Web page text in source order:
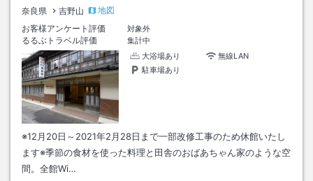
奈良県 吉野山
地図
お客様アンケート評価
対象外
るるぶトラベル評価
集計中
大浴場あり
無線LAN
駐車場あり
※12月20日～2021年2月28日まで一部改修工事のため休館いたし
ます※季節の食材を使った料理と田舎のおばあちゃん家のような空
間。全館Wi…